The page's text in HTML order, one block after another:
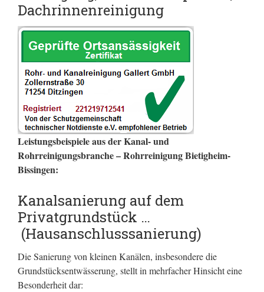
Dachrinnenreinigung
Leistungsbeispiele aus der Kanal- und
Rohrreinigungsbranche – Rohrreinigung Bietigheim-
Bissingen:
Kanalsanierung auf dem
Privatgrundstück …
(Hausanschlusssanierung)
Die Sanierung von kleinen Kanälen, insbesondere die
Grundstücksentwässerung, stellt in mehrfacher Hinsicht eine
Besonderheit dar: